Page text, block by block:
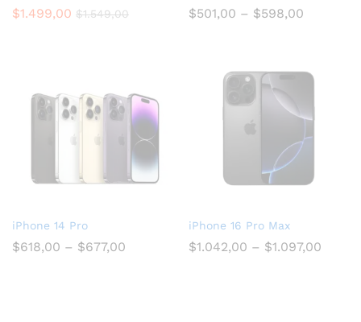
$1.499,00 $1.549,00 $501,00 – $598,00
iPhone 14 Pro
$618,00 – $677,00
iPhone 16 Pro Max
$1.042,00 – $1.097,00